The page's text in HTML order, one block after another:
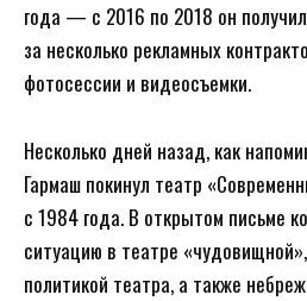
года — с 2016 по 2018 он
за несколько рекламных
фотосессии и видеосъемки.
Несколько дней назад, как
Гармаш покинул театр
с 1984 года. В открытом письме
ситуацию в театре
политикой театра, а также